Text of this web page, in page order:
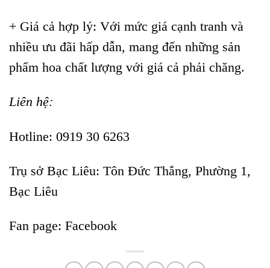
+ Giá cả hợp lý: Với mức giá cạnh tranh và
nhiều ưu đãi hấp dẫn, mang đến những sản
phẩm hoa chất lượng với giá cả phải chăng.
Liên hệ:
Hotline: 0919 30 6263
Trụ sở Bạc Liêu: Tôn Đức Thắng, Phường 1,
Bạc Liêu
Fan page: Facebook